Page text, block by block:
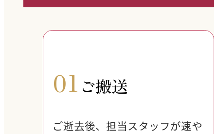
01 ご搬送
ご逝去後、担当スタッフが速や